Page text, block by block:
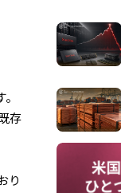
存
り